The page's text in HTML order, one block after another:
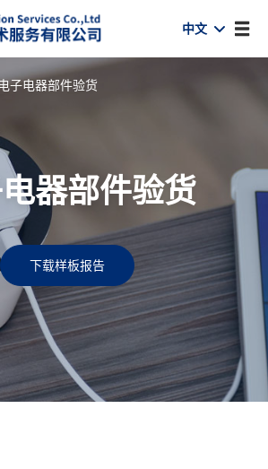
中文
子电器部件验货
器部件验货
下载样板报告